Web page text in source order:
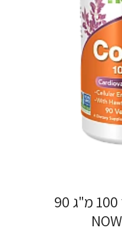
CoQ10 עם גרגירי עוזרר 100 מ"ג 90